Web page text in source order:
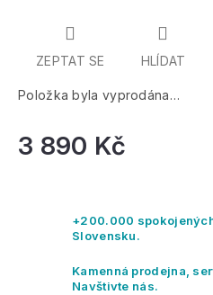
3 890 Kč
Položka byla vyprodána…
ZEPTAT SE HLÍDAT
+200.000
Slovensku.
Kamenná prodejna,
Navštivte nás.